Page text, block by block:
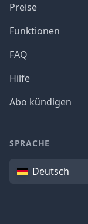
Preise
Funktionen
FAQ
Hilfe
Abo kündigen
SPRACHE
SpracheDeutsch